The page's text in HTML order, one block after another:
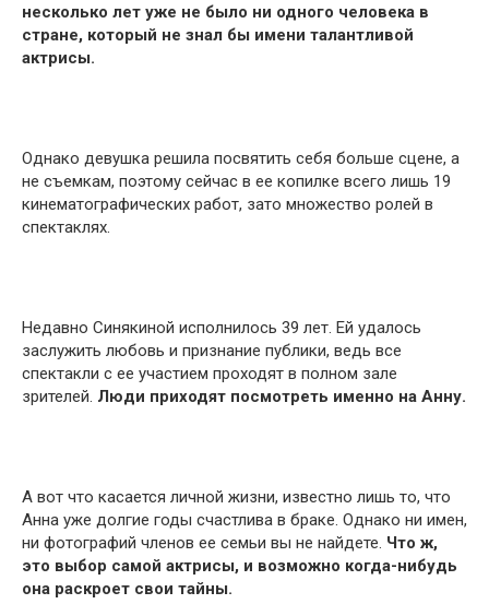
несколько лет уже не было ни одного человека в
стране, который не знал бы имени талантливой
актрисы.
Однако девушка решила посвятить себя больше сцене, а
не съемкам, поэтому сейчас в ее копилке всего лишь 19
кинематографических работ, зато множество ролей в
спектаклях.
Недавно Синякиной исполнилось 39 лет. Ей удалось
заслужить любовь и признание публики, ведь все
спектакли с ее участием проходят в полном зале
зрителей. Люди приходят посмотреть именно на Анну.
А вот что касается личной жизни, известно лишь то, что
Анна уже долгие годы счастлива в браке. Однако ни имен,
ни фотографий членов ее семьи вы не найдете. Что ж,
это выбор самой актрисы, и возможно когда-нибудь
она раскроет свои тайны.